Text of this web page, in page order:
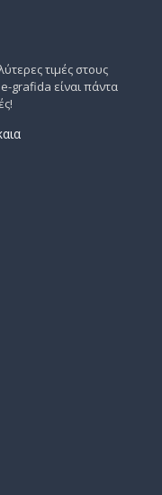
τιμές στους
grafida είναι πάντα